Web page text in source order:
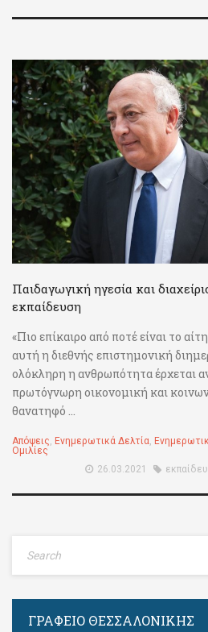
Παιδαγωγική ηγεσία και
εκπαίδευση
«Πιο επίκαιρο από ποτέ είναι το
αυτή η διεθνής επιστημονική
ολόκληρη η ανθρωπότητα έρχεται
πρωτόγνωρη οικονομική και
θανατηφό ...
Απόψεις, Ενημερωτικά Δελτία,
Ομιλίες
26.03.2021
ΓΡΑΦΕΊΟ ΘΕΣΣΑΛΟΝΊΚΗΣ